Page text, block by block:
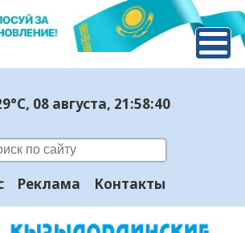
, 08 августа, 21:58:41
Реклама Контакты